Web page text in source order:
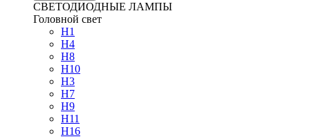
СВЕТОДИОДНЫЕ ЛАМПЫ
Головной свет
H1
H4
H8
H10
H3
H7
H9
H11
H16